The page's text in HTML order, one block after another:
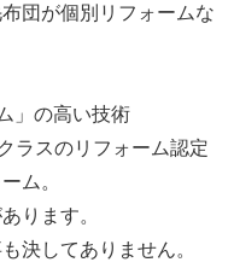
団が個別リフォームな
」の高い技術
ラスのリフォーム認定
ム。
ります。
決してありません。